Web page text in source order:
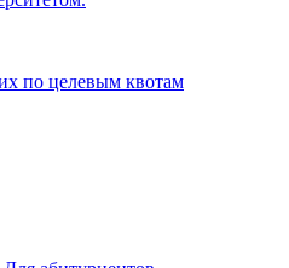
по целевым квотам